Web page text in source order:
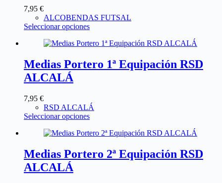
7,95 €
ALCOBENDAS FUTSAL
Seleccionar opciones
Medias Portero 1ª Equipación RSD
ALCALÁ
7,95 €
RSD ALCALÁ
Seleccionar opciones
Medias Portero 2ª Equipación RSD
ALCALÁ